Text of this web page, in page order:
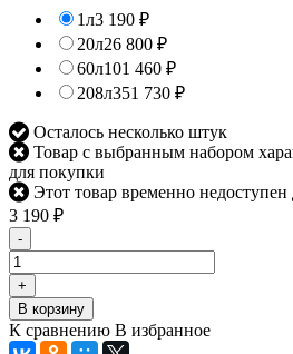
1л3 190 ₽
20л26 800 ₽
60л101 460 ₽
208л351 730 ₽
Осталось несколько штук
Товар с выбранным набором
для покупки
Этот товар временно недоступен
3 190 ₽
-
+
В корзину
К сравнению В избранное